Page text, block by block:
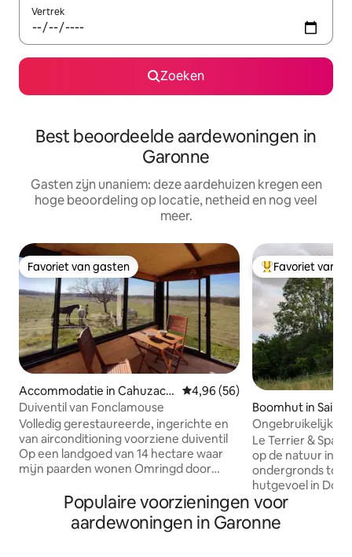
Vertrek
Zoeken
Best beoordeelde aardewoningen in
Garonne
Gasten zijn unaniem: deze aardehuizen kregen een
hoge beoordeling op locatie, netheid en nog veel
meer.
Favoriet van gasten
Favoriet van gasten
Accommodatie in Cahuzac-s
ur-Vère
Gemiddelde beoordeling van
4,96 (56)
Duiventil van Fonclamouse
Volledig gerestaureerde, ingerichte en
van airconditioning voorziene duiventil
Op een landgoed van 14 hectare waar
mijn paarden wonen Omringd door
wijngaard Gelijkvloers: keuken
uitgerust met douche, wastafel, toilet
veranda toegevoegd in maart 2026 voor
Topfavoriet van
Favoriet van
Boomhut in
Ongebruikelijk en
35 minuten van
Le Terrier & Spa
op de natuur in
ondergronds
hutgevoel in
Terrier, in het
meeslepende,
ongewone
Populaire voorzieningen voor
aardewoningen in Garonne